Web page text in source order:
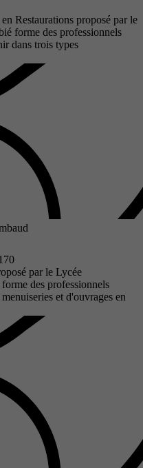
Restaurations proposé par le
forme des professionnels
dans trois types
par le Lycée
des professionnels
et d'ouvrages en